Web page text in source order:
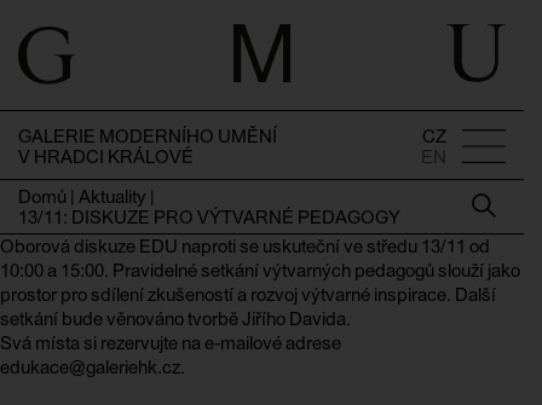
GALERIE MODERNÍHO UMĚNÍ
V HRADCI KRÁLOVÉ
CZ
EN
Domů | Aktuality |
13/11: DISKUZE PRO VÝTVARNÉ PEDAGOGY
Oborová diskuze EDU naproti se uskuteční ve středu 13/11 od
10:00 a 15:00. Pravidelné setkání výtvarných pedagogů slouží jako
prostor pro sdílení zkušeností a rozvoj výtvarné inspirace. Další
setkání bude věnováno tvorbě Jiřího Davida.
Svá místa si rezervujte na e-mailové adrese
edukace@galeriehk.cz.